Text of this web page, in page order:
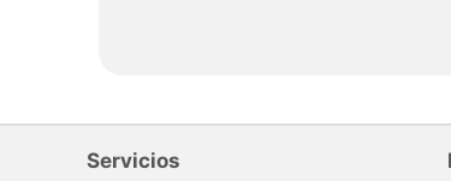
Servicios